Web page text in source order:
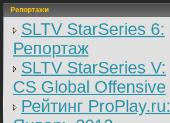
Репортажи
SLTV StarSeries 6:
Репортаж
SLTV StarSeries V:
CS Global Offensive
Рейтинг ProPlay.ru: